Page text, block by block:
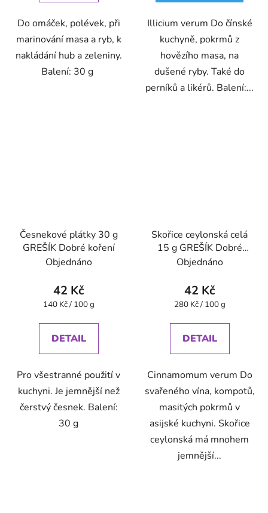
Do omáček, polévek, při
marinování masa a ryb, k
nakládání hub a zeleniny.
Balení: 30 g
Illicium verum Do čínské
kuchyně, pokrmů z
hovězího masa, na
dušené ryby. Také do
perníků a likérů. Balení:...
Česnekové plátky 30 g
GREŠÍK Dobré koření
Objednáno
42 Kč
Měrná
140 Kč / 100 g
DETAIL
Pro všestranné použití v
kuchyni. Je jemnější než
čerstvý česnek. Balení:
30 g
Skořice ceylonská celá
15 g GREŠÍK Dobré
koření
Objednáno
42 Kč
Měrná
280 Kč / 100 g
DETAIL
Cinnamomum verum Do
svařeného vína, kompotů,
masitých pokrmů v
asijské kuchyni. Skořice
ceylonská má mnohem
jemnější...